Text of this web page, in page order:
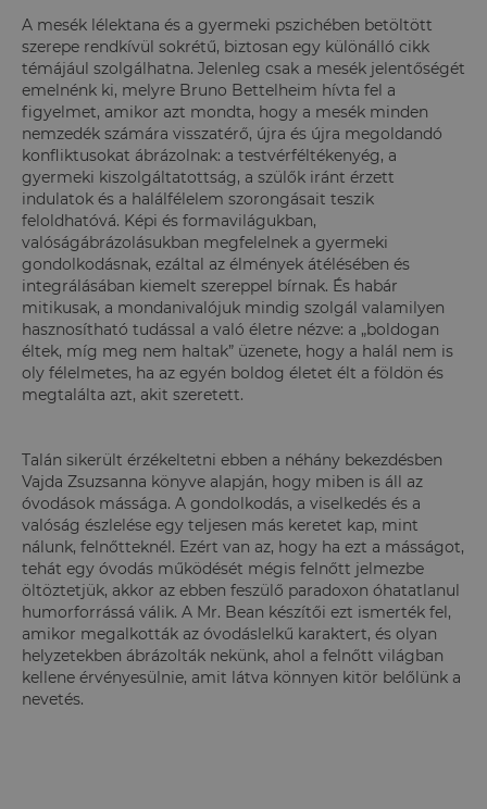
A mesék lélektana és a gyermeki pszichében betöltött
szerepe rendkívül sokrétű, biztosan egy különálló cikk
témájául szolgálhatna. Jelenleg csak a mesék jelentőségét
emelnénk ki, melyre Bruno Bettelheim hívta fel a
figyelmet, amikor azt mondta, hogy a mesék minden
nemzedék számára visszatérő, újra és újra megoldandó
konfliktusokat ábrázolnak: a testvérféltékenyég, a
gyermeki kiszolgáltatottság, a szülők iránt érzett
indulatok és a halálfélelem szorongásait teszik
feloldhatóvá. Képi és formavilágukban,
valóságábrázolásukban megfelelnek a gyermeki
gondolkodásnak, ezáltal az élmények átélésében és
integrálásában kiemelt szereppel bírnak. És habár
mitikusak, a mondanivalójuk mindig szolgál valamilyen
hasznosítható tudással a való életre nézve: a „boldogan
éltek, míg meg nem haltak” üzenete, hogy a halál nem is
oly félelmetes, ha az egyén boldog életet élt a földön és
megtalálta azt, akit szeretett.
Talán sikerült érzékeltetni ebben a néhány bekezdésben
Vajda Zsuzsanna könyve alapján, hogy miben is áll az
óvodások mássága. A gondolkodás, a viselkedés és a
valóság észlelése egy teljesen más keretet kap, mint
nálunk, felnőtteknél. Ezért van az, hogy ha ezt a másságot,
tehát egy óvodás működését mégis felnőtt jelmezbe
öltöztetjük, akkor az ebben feszülő paradoxon óhatatlanul
humorforrássá válik. A Mr. Bean készítői ezt ismerték fel,
amikor megalkották az óvodáslelkű karaktert, és olyan
helyzetekben ábrázolták nekünk, ahol a felnőtt világban
kellene érvényesülnie, amit látva könnyen kitör belőlünk a
nevetés.